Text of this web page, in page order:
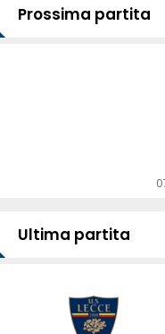
Prossima partita
Ultima partita